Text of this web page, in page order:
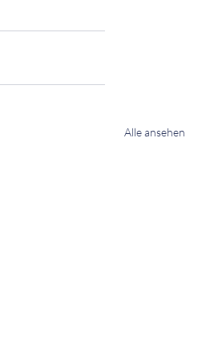
Alle ansehen